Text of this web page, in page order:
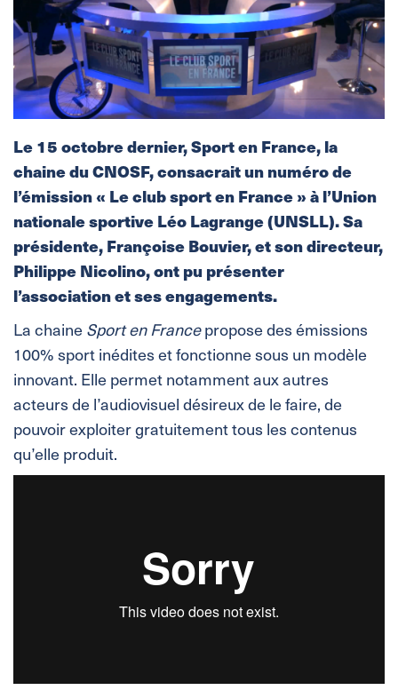
Le 15 octobre dernier, Sport en France, la
chaine du CNOSF, consacrait un numéro de
l’émission « Le club sport en France » à l’Union
nationale sportive Léo Lagrange (UNSLL). Sa
présidente, Françoise Bouvier, et son directeur,
Philippe Nicolino, ont pu présenter
l’association et ses engagements.
La chaineSport en Francepropose des émissions
100% sport inédites et fonctionne sous un modèle
innovant. Elle permet notamment aux autres
acteurs de l’audiovisuel désireux de le faire, de
pouvoir exploiter gratuitement tous les contenus
qu’elle produit.